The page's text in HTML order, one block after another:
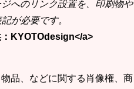
へのリンク設置を、印刷物や
が必要です。
KYOTOdesign</a>
品、などに関する肖像権、商